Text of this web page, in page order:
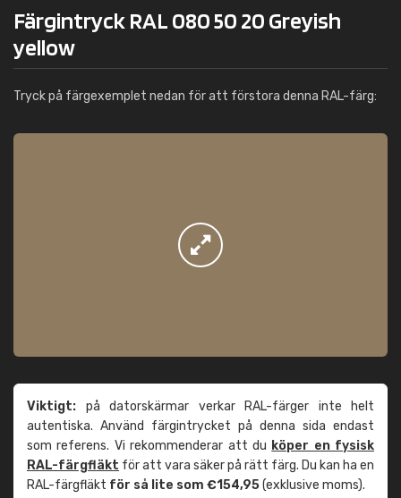
Färgintryck RAL 080 50 20 Greyish
yellow
Tryck på färgexemplet nedan för att förstora denna RAL-färg:
Viktigt: på datorskärmar verkar RAL-färger inte helt
autentiska. Använd färgintrycket på denna sida endast
som referens. Vi rekommenderar att du köper en fysisk
RAL-färgfläkt för att vara säker på rätt färg. Du kan ha en
RAL-färgfläkt för så lite som €154,95(exklusive moms).